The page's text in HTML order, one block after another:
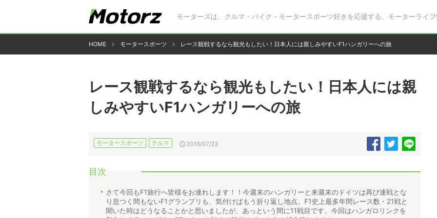
モーターズは、クルマ・バイク・モータースポーツ好きを応援する、モーターライフ
HOME モータースポーツ レース観戦するなら観光もしたい！日本人には親しみやすいF1ハンガリーへの旅
レース観戦するなら観光もしたい！日本人には親
しみやすいF1ハンガリーへの旅
モータースポーツ クルマ 2016/07/23
目次
さて今回もF1旅行へ皆様をお連れします！！今週末のハンガリーと来週末のドイツは再び連戦とな
り息つく間もないF1グランプリも、気付けばもう折り返し地点。F1史上最多年間レース数・21戦と
聞いた時はどうなることかと思いましたが、あっという間に11戦目です。今回はハンガロリンクを